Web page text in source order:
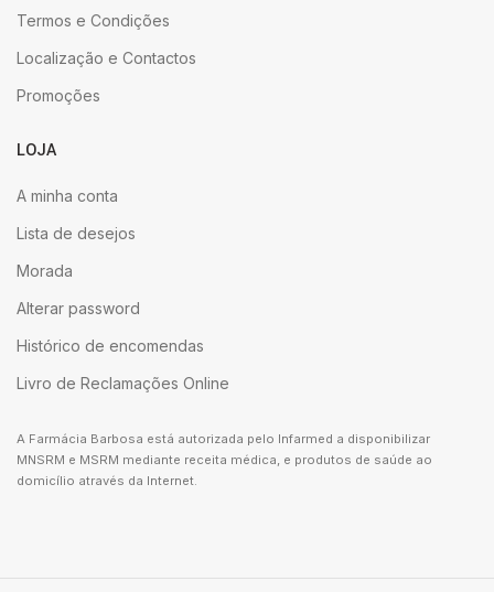
Termos e Condições
Localização e Contactos
Promoções
LOJA
A minha conta
Lista de desejos
Morada
Alterar password
Histórico de encomendas
Livro de Reclamações Online
A Farmácia Barbosa está autorizada pelo Infarmed a disponibilizar
MNSRM e MSRM mediante receita médica, e produtos de saúde ao
domicílio através da Internet.